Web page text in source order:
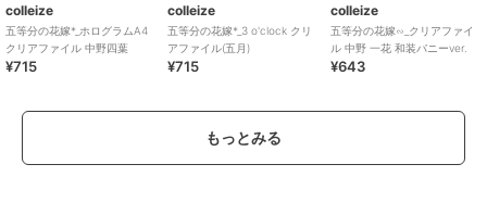
colleize
五等分の花嫁*_ホログラムA4
クリアファイル 中野四葉
¥715
colleize
五等分の花嫁*_3 o'clock クリ
アファイル(五月)
¥715
colleize
五等分の花嫁∽_クリアファイ
ル 中野 一花 和装バニーver.
¥643
もっとみる